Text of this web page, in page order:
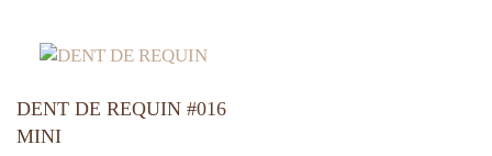
DENT DE REQUIN #016
MINI